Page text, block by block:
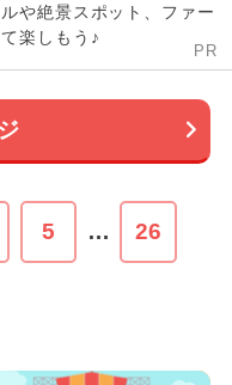
や絶景スポット、ファー
楽しもう♪
PR
5 … 26